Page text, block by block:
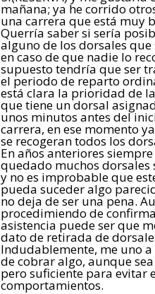
mañana; ya he corrido
una carrera que está muy
Querría saber si sería
alguno de los dorsales que
en caso de que nadie lo
supuesto tendría que ser
el periodo de reparto
está clara la prioridad de
que tiene un dorsal
unos minutos antes del
carrera, en ese momento
se recogeran todos los
En años anteriores
quedado muchos dorsales
y no es improbable que
pueda suceder algo
no deja de ser una pena.
procedimiendo de
asistencia puede ser que
dato de retirada de
Indudablemente, me uno
de cobrar algo, aunque
pero suficiente para evitar
comportamientos.